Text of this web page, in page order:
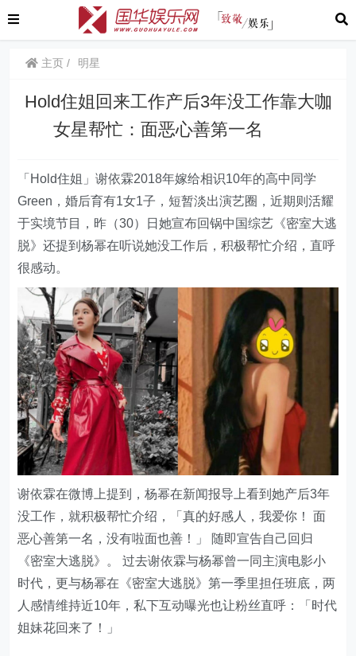
主页 明星
Hold住姐回来工作产后3年没工作靠大咖
女星帮忙：面恶心善第一名
「Hold住姐」谢依霖2018年嫁给相识10年的高中同学
Green，婚后育有1女1子，短暂淡出演艺圈，近期则活耀
于实境节目，昨（30）日她宣布回锅中国综艺《密室大逃
脱》还提到杨幂在听说她没工作后，积极帮忙介绍，直呼
很感动。
谢依霖在微博上提到，杨幂在新闻报导上看到她产后3年
没工作，就积极帮忙介绍，「真的好感人，我爱你！ 面
恶心善第一名，没有啦面也善！」 随即宣告自己回归
《密室大逃脱》。 过去谢依霖与杨幂曾一同主演电影小
时代，更与杨幂在《密室大逃脱》第一季里担任班底，两
人感情维持近10年，私下互动曝光也让粉丝直呼：「时代
姐妹花回来了！」